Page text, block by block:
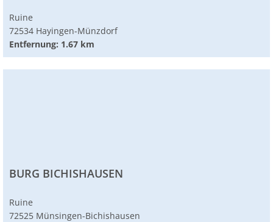
Ruine
72534 Hayingen-Münzdorf
Entfernung: 1.67 km
BURG BICHISHAUSEN
Ruine
72525 Münsingen-Bichishausen